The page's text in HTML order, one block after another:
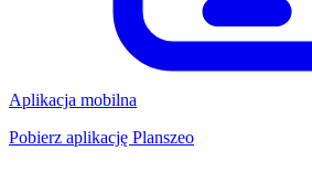
Aplikacja mobilna
Pobierz aplikację Planszeo